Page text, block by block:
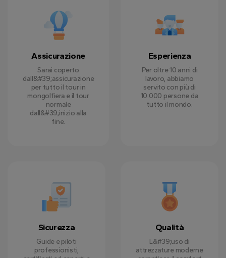
Assicurazione
Sarai coperto
dall&#39;assicurazione
per tutto il tour in
mongolfiera e il tour
normale
dall&#39;inizio alla
fine.
Esperienza
Per oltre 10 anni di
lavoro, abbiamo
servito con più di
10.000 persone da
tutto il mondo.
Sicurezza
Guide e piloti
professionisti,
Qualità
L&#39;uso di
attrezzature moderne